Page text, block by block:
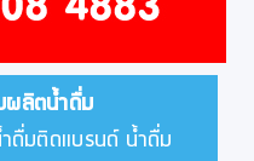
ผลิตน้ำดื่ม
ดื่มติดแบรนด์ น้ำดื่ม